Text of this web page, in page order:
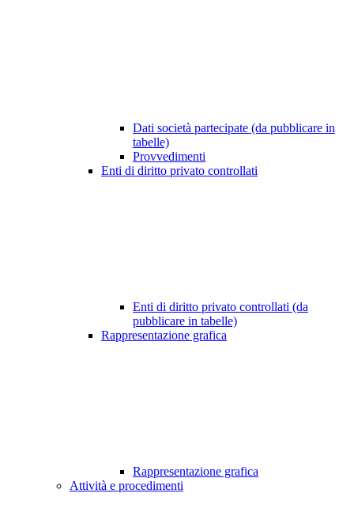
Dati società partecipate (da pubblicare in
tabelle)
Provvedimenti
Enti di diritto privato controllati
Enti di diritto privato controllati (da
pubblicare in tabelle)
Rappresentazione grafica
Rappresentazione grafica
Attività e procedimenti